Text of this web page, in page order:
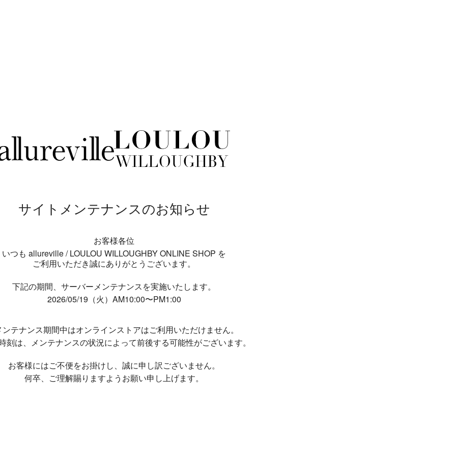
サイトメンテナンスのお知らせ
お客様各位
いつも allureville / LOULOU WILLOUGHBY ONLINE SHOP を
ご利用いただき誠にありがとうございます。
下記の期間、サーバーメンテナンスを実施いたします。
2026/05/19（火）AM10:00〜PM1:00
ンテナンス期間中はオンラインストアはご利用いただけません。
刻は、メンテナンスの状況によって前後する可能性がございます。
お客様にはご不便をお掛けし、 誠に申し訳ございません。
何卒、ご理解賜りますようお願い申し上げます。